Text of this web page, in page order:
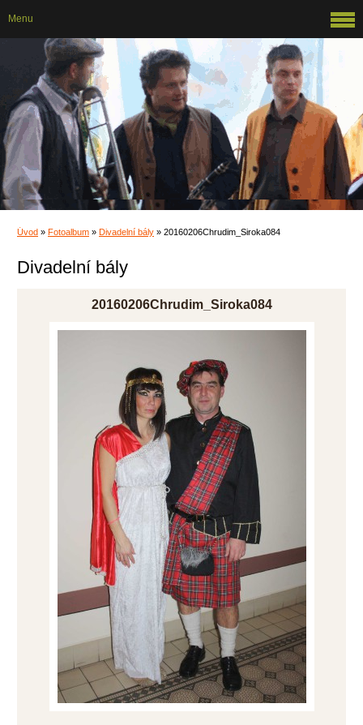
Úvod » Fotoalbum » Divadelní bály » 20160206Chrudim_Siroka084
Divadelní bály
20160206Chrudim_Siroka084
Menu